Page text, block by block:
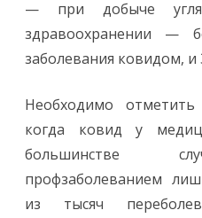
— при добыче
здравоохранении —
заболевания ковидом,
Необходимо
когда ковид у
большинстве
профзаболеванием
из тысяч